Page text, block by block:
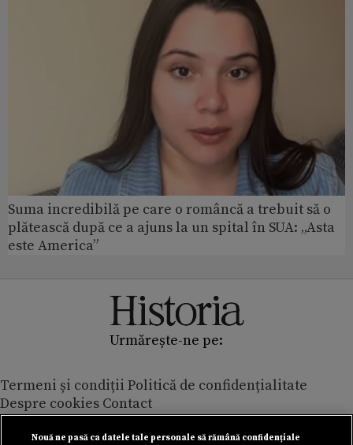
Suma incredibilă pe care o româncă a trebuit să o
plătească după ce a ajuns la un spital în SUA: „Asta
este America”
Urmărește-ne pe:
Termeni și condiții Politică de confidențialitate
Despre cookies Contact
Modifică preferințe pentru confidențialitate
© Toate drepturile rezervate Adevarul Holding 2026
Nouă ne pasă ca datele tale personale să rămână confidențiale